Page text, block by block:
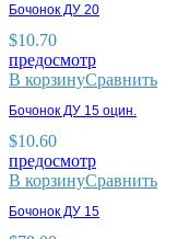
Бочонок ДУ 20
$10.70
предосмотр
В корзинуСравнить
Бочонок ДУ 15 оцин.
$10.60
предосмотр
В корзинуСравнить
Бочонок ДУ 15